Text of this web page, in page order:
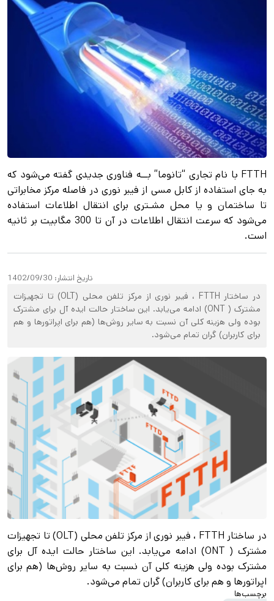
FTTH با نام تجاری “تانوما” بــه فناوری جدیدی گفته می‌شود که
به جای استفاده از کابل مسی از فیبر نوری در فاصله مرکز مخابراتی
تا ساختمان و یا محل مشـتری برای انتقال اطلاعات استفاده
می‌شود که سرعت انتقال اطلاعات در آن تا 300 مگابیت بر ثانیه
است.
تاریخ انتشار: 1402/09/30
در ساختار FTTH ، فیبر نوری از مرکز تلفن محلی (OLT) تا تجهیزات
مشترک ( ONT) ادامه می‌یابد. این ساختار حالت ایده آل برای مشترک
بوده ولی هزینه کلی آن نسبت به سایر روش‌ها (هم برای اپراتورها و هم
برای کاربران) گران تمام می‌شود.
در ساختار FTTH ، فیبر نوری از مرکز تلفن محلی (OLT) تا تجهیزات
مشترک ( ONT) ادامه می‌یابد. این ساختار حالت ایده آل برای
مشترک بوده ولی هزینه کلی آن نسبت به سایر روش‌ها (هم برای
اپراتورها و هم برای کاربران) گران تمام می‌شود.
برچسب‌ها